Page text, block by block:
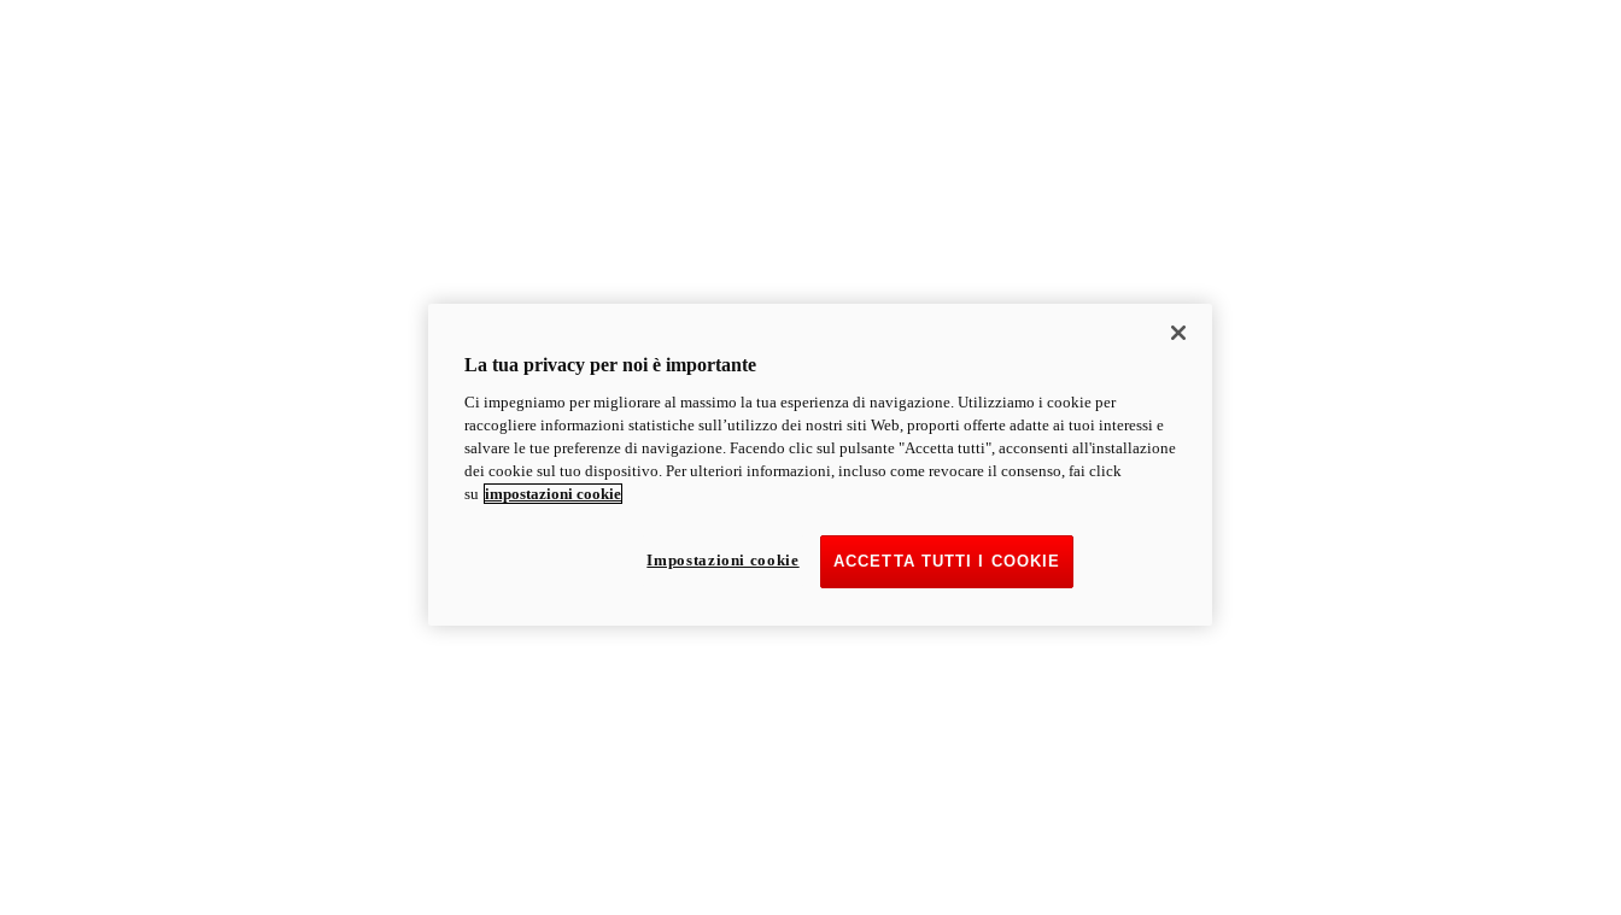
La tua privacy per noi è importante
Ci impegniamo per migliorare al massimo la tua esperienza di navigazione. Utilizziamo i cookie per
raccogliere informazioni statistiche sull’utilizzo dei nostri siti Web, proporti offerte adatte ai tuoi interessi e
salvare le tue preferenze di navigazione. Facendo clic sul pulsante "Accetta tutti", acconsenti all'installazione
dei cookie sul tuo dispositivo. Per ulteriori informazioni, incluso come revocare il consenso, fai click
su impostazioni cookie
ACCETTA TUTTI I COOKIE
Impostazioni cookie